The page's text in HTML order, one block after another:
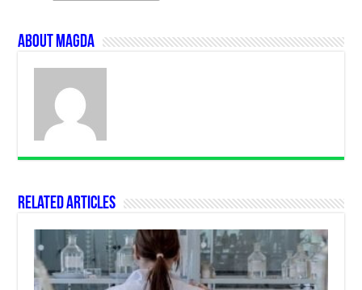
About Magda
Related Articles